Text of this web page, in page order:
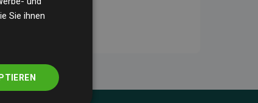
Sie ihnen